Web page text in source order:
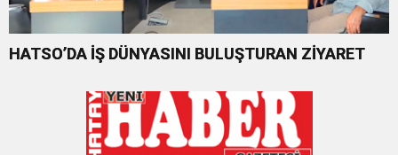
HATSO’DA İŞ DÜNYASINI BULUŞTURAN ZİYARET